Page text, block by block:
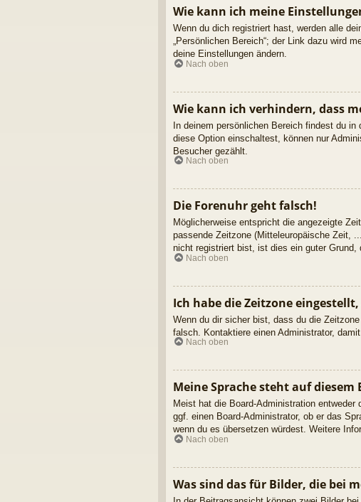
Wie kann ich meine
Wenn du dich registriert hast, werden alle
„Persönlichen Bereich“; der Link dazu wird
deine Einstellungen ändern.
Nach oben
Wie kann ich verhindern, dass
In deinem persönlichen Bereich findest du
diese Option einschaltest, können nur
Besucher gezählt.
Nach oben
Die Forenuhr geht falsch!
Möglicherweise entspricht die angezeigte
passende Zeitzone (Mitteleuropäische Zeit,
nicht registriert bist, ist dies ein guter Grund,
Nach oben
Ich habe die Zeitzone
Wenn du dir sicher bist, dass du die
falsch. Kontaktiere einen Administrator,
Nach oben
Meine Sprache steht auf
Meist hat die Board-Administration
ggf. einen Board-Administrator, ob er das
wenn du es übersetzen würdest. Weitere
Nach oben
Was sind das für Bilder, die bei